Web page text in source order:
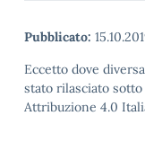
Pubblicato:
Eccetto dove
stato rilasciato
Attribuzione 4.0